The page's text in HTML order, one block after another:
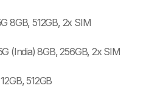
8GB, 512GB, 2x SIM
(India) 8GB, 256GB, 2x SIM
512GB